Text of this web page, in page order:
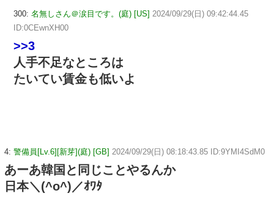
300: 名無しさん＠涙目です。(庭) [US] 2024/09/29(日) 09:42:44.45
ID:0CEwnXH00
>>3
人手不足なところは
たいてい賃金も低いよ
4: 警備員[Lv.6][新芽](庭) [GB] 2024/09/29(日) 08:18:43.85 ID:9YMI4SdM0
あーあ韓国と同じことやるんか
日本＼(^o^)／ｵﾜﾀ